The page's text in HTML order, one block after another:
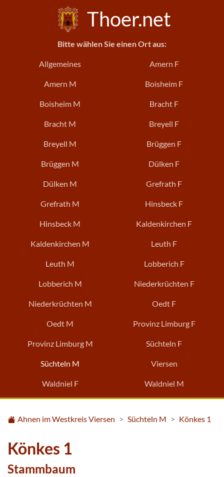
Thoer.net
Bitte wählen Sie einen Ort aus:
Allgemeines Amern F
Amern M Boisheim F
Boisheim M Bracht F
Bracht M Breyell F
Breyell M Brüggen F
Brüggen M Dülken F
Dülken M Grefrath F
Grefrath M Hinsbeck F
Hinsbeck M Kaldenkirchen F
Kaldenkirchen M Leuth F
Leuth M Lobberich F
Lobberich M Niederkrüchten F
Niederkrüchten M Oedt F
Oedt M Provinz Limburg F
Provinz Limburg M Süchteln F
Süchteln M Viersen
Waldniel F Waldniel M
Ahnen im Westkreis Viersen Süchteln M Könkes 1
Könkes 1
Stammbaum